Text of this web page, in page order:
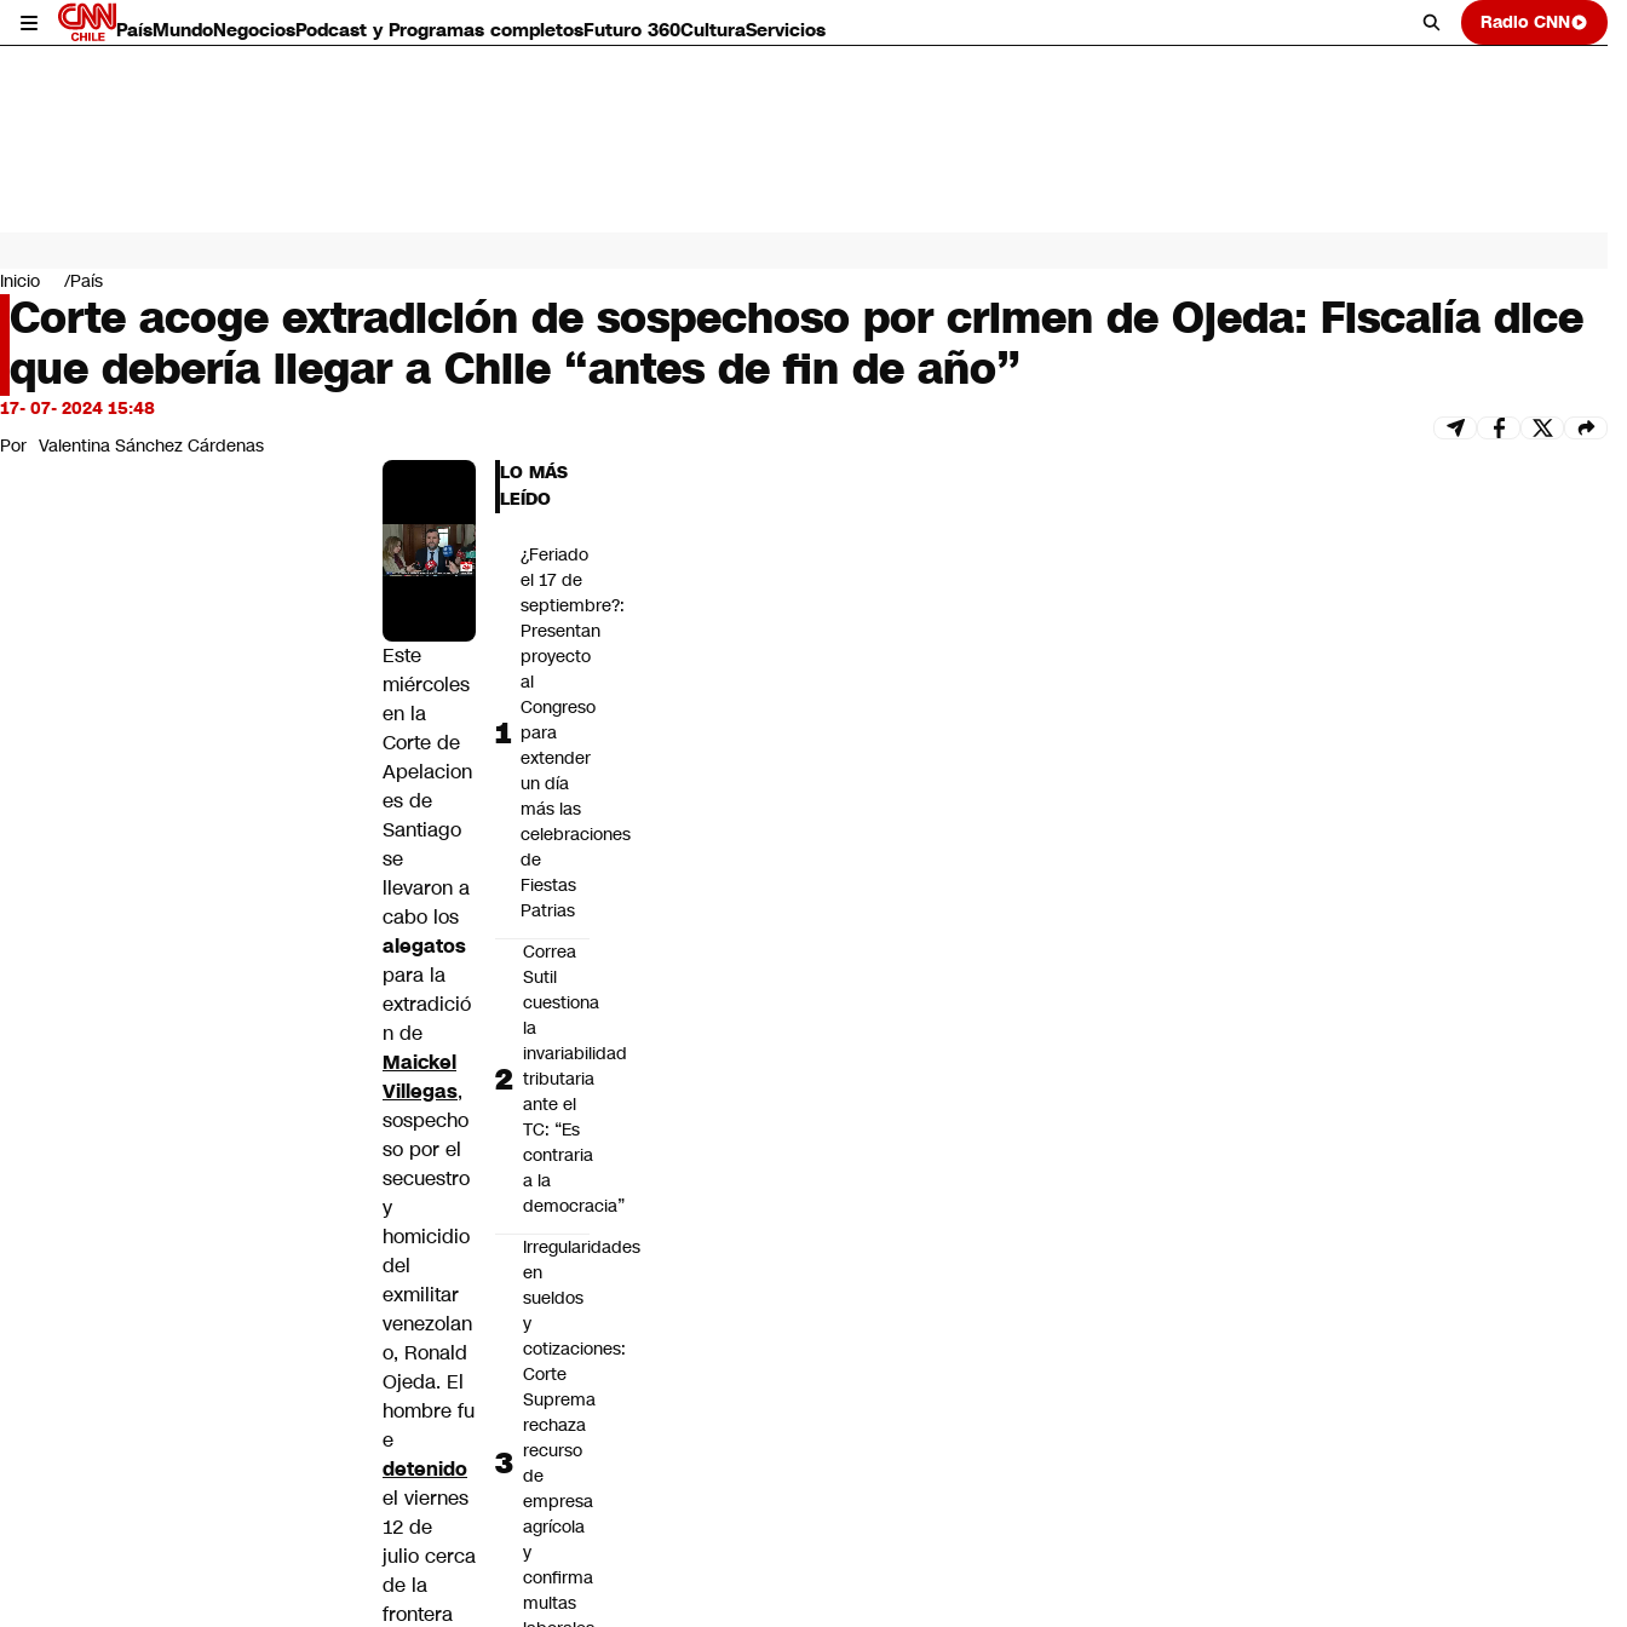
PaísMundoNegociosPodcast y Programas completosFuturo 360CulturaServicios Radio CNN
Mundo
Negocios
Deportes
Programas completos
Cultura
Servicios
Bits
CNN Data
Inicio País
Corte acoge extradición de sospechoso por crimen de Ojeda: Fiscalía dice
que debería llegar a Chile “antes de fin de año”
17- 07- 2024 15:48
Por Valentina Sánchez Cárdenas
Este
miércoles
en la
Corte de
Apelacion
es de
Santiago
se
llevaron a
cabo los
alegatos
para la
extradició
n de
Maickel
Villegas,
sospecho
so por el
secuestro
y
homicidio
del
exmilitar
venezolan
o, Ronald
Ojeda. El
hombre fu
e
detenido
el viernes
12 de
julio cerca
de la
frontera
LO MÁS
LEÍDO
¿Feriado
el 17 de
septiembre?:
Presentan
proyecto
al
Congreso
para
extender
un día
más las
celebraciones
de
Fiestas
Patrias
Correa
Sutil
cuestiona
la
invariabilidad
tributaria
ante el
TC: “Es
contraria
a la
democracia”
Irregularidades
en
sueldos
y
cotizaciones:
Corte
Suprema
rechaza
recurso
de
empresa
agrícola
y
confirma
multas